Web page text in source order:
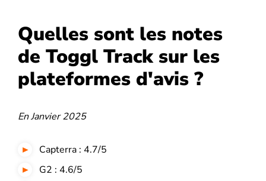
Quelles sont les notes
de Toggl Track sur les
plateformes d'avis ?
En Janvier 2025
Capterra : 4.7/5
G2 : 4.6/5